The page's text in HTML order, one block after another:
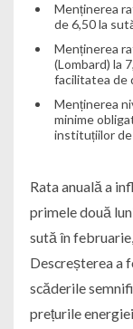
Menținerea
de 6,50 la
Menținerea
(Lombard) la
facilitatea de
Menținerea
minime
instituțiilor
Rata anuală a
primele două
sută în
Descreșterea a
scăderile
prețurile